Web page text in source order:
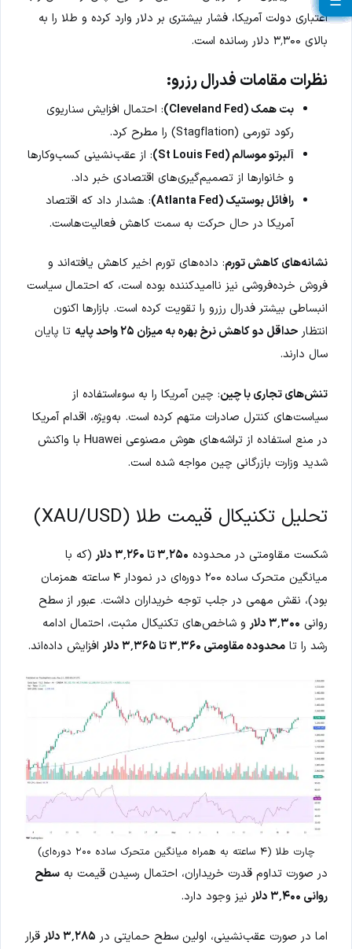
اعتباری دولت آمریکا، فشار بیشتری بر دلار وارد کرده و طلا را به
بالای ۳٬۳۰۰ دلار رسانده است.
نظرات مقامات فدرال رزرو:
بت همک (Cleveland Fed)
: احتمال افزایش سناریوی
رکود تورمی (Stagflation) را مطرح کرد.
آلبرتو موسالم (St Louis Fed)
: از عقب‌نشینی کسب‌وکارها
و خانوارها از تصمیم‌گیری‌های اقتصادی خبر داد.
رافائل بوستیک (Atlanta Fed)
: هشدار داد که اقتصاد
آمریکا در حال حرکت به سمت کاهش فعالیت‌هاست.
نشانه‌های کاهش تورم: داده‌های تورم اخیر کاهش یافته‌اند و
فروش خرده‌فروشی نیز ناامیدکننده بوده است، که احتمال سیاست
انبساطی بیشتر فدرال رزرو را تقویت کرده است. بازارها اکنون
انتظار حداقل دو کاهش نرخ بهره به میزان ۲۵ واحد پایه
تا پایان
سال دارند.
تنش‌های تجاری با چین: چین آمریکا را به سوءاستفاده از
سیاست‌های کنترل صادرات متهم کرده است. به‌ویژه، اقدام آمریکا
در منع استفاده از تراشه‌های هوش مصنوعی Huawei با واکنش
شدید وزارت بازرگانی چین مواجه شده است.
تحلیل تکنیکال قیمت طلا (XAU/USD)
شکست مقاومتی در محدوده ۳٬۲۵۰ تا ۳٬۲۶۰ دلار
(که با
میانگین متحرک ساده ۲۰۰ دوره‌ای در نمودار ۴ ساعته همزمان
بود)، نقش مهمی در جلب توجه خریداران داشت. عبور از سطح
روانی ۳٬۳۰۰ دلار
و شاخص‌های تکنیکال مثبت، احتمال ادامه
رشد را تا محدوده مقاومتی ۳٬۳۶۰ تا ۳٬۳۶۵ دلار افزایش داده‌اند.
چارت طلا (۴ ساعته به همراه میانگین متحرک ساده ۲۰۰ دوره‌ای)
در صورت تداوم قدرت خریداران، احتمال رسیدن قیمت به سطح
روانی ۳٬۴۰۰ دلار
نیز وجود دارد.
اما در صورت عقب‌نشینی، اولین سطح حمایتی در ۳٬۲۸۵ دلار
قرار